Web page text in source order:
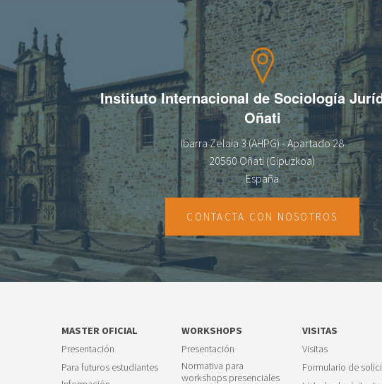
Instituto Internacional de Sociología
Oñati
Ibarra Zelaia 3 (AHPG) - Apartado 28
20560 Oñati (Gipuzkoa)
España
CONTACTA CON NOSOTROS
MASTER OFICIAL
Presentación
Para futuros estudiantes
WORKSHOPS
Presentación
Normativa para
workshops presenciales
VISITAS
Visitas
Formulario de